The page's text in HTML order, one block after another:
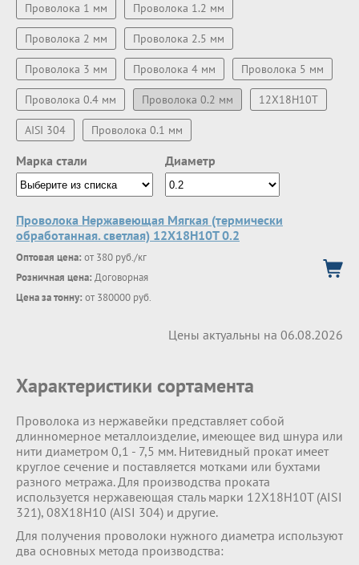
Проволока 1 мм Проволока 1.2 мм
Проволока 2 мм Проволока 2.5 мм
Проволока 3 мм Проволока 4 мм Проволока 5 мм
Проволока 0.4 мм Проволока 0.2 мм 12Х18Н10Т
AISI 304 Проволока 0.1 мм
Марка стали Диаметр
Проволока Нержавеющая Мягкая (термически
обработанная. светлая) 12Х18Н10Т 0.2
Оптовая цена: от 380 руб./кг
Розничная цена: Договорная
Цена за тонну: от 380000 руб.
Цены актуальны на 06.08.2026
Характеристики сортамента
Проволока из нержавейки представляет собой
длинномерное металлоизделие, имеющее вид шнура или
нити диаметром 0,1 - 7,5 мм. Нитевидный прокат имеет
круглое сечение и поставляется мотками или бухтами
разного метража. Для производства проката
используется нержавеющая сталь марки 12Х18Н10Т (AISI
321), 08Х18Н10 (AISI 304) и другие.
Для получения проволоки нужного диаметра используют
два основных метода производства: